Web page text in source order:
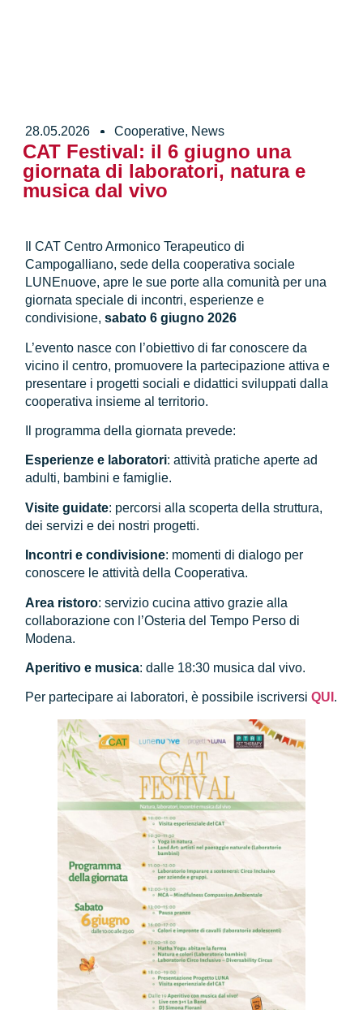
28.05.2026 Cooperative, News
CAT Festival: il 6 giugno una
giornata di laboratori, natura e
musica dal vivo
Il CAT Centro Armonico Terapeutico di
Campogalliano, sede della cooperativa sociale
LUNEnuove, apre le sue porte alla comunità per una
giornata speciale di incontri, esperienze e
condivisione,sabato 6 giugno 2026
L’evento nasce con l’obiettivo di far conoscere da
vicino il centro, promuovere la partecipazione attiva e
presentare i progetti sociali e didattici sviluppati dalla
cooperativa insieme al territorio.
Il programma della giornata prevede:
Esperienze e laboratori: attività pratiche aperte ad
adulti, bambini e famiglie.
Visite guidate: percorsi alla scoperta della struttura,
dei servizi e dei nostri progetti.
Incontri e condivisione: momenti di dialogo per
conoscere le attività della Cooperativa.
Area ristoro: servizio cucina attivo grazie alla
collaborazione con l’Osteria del Tempo Perso di
Modena.
Aperitivo e musica: dalle 18:30 musica dal vivo.
Per partecipare ai laboratori, è possibile iscriversiQUI .